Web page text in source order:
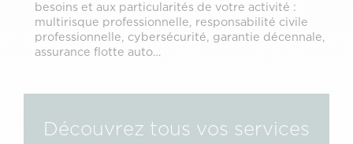
besoins et aux particularités de votre activité :
multirisque professionnelle, responsabilité civile
professionnelle, cybersécurité, garantie décennale,
assurance flotte auto…
Découvrez tous vos services